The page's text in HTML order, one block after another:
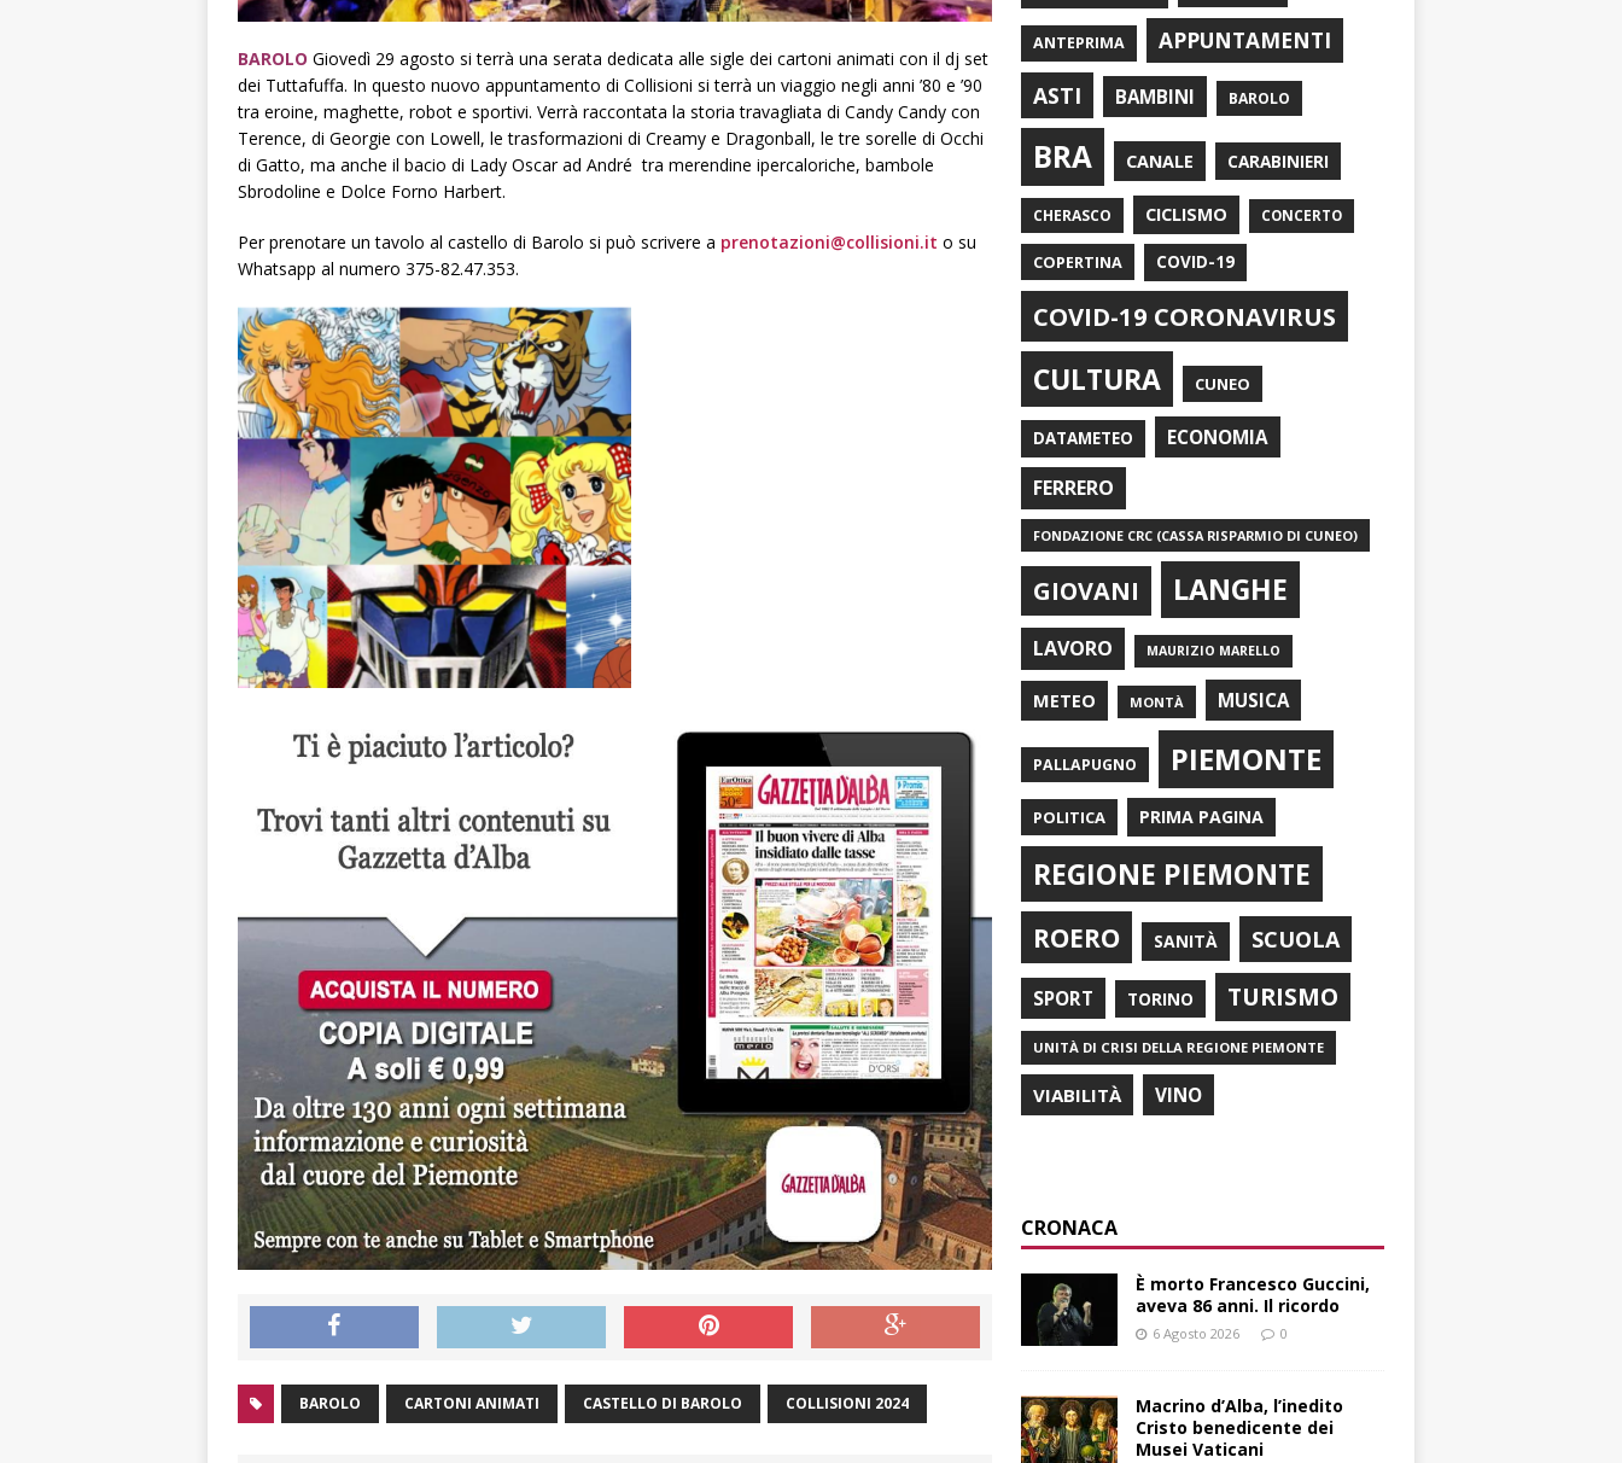
BAROLO Giovedì 29 agosto si terrà una serata dedicata alle sigle dei cartoni animati con il dj set
dei Tuttafuffa. In questo nuovo appuntamento di Collisioni si terrà un viaggio negli anni ’80 e ’90
tra eroine, maghette, robot e sportivi. Verrà raccontata la storia travagliata di Candy Candy con
Terence, di Georgie con Lowell, le trasformazioni di Creamy e Dragonball, le tre sorelle di Occhi
di Gatto, ma anche il bacio di Lady Oscar ad André tra merendine ipercaloriche, bambole
Sbrodoline e Dolce Forno Harbert.
Per prenotare un tavolo al castello di Barolo si può scrivere a prenotazioni@collisioni.it o su
Whatsapp al numero 375-82.47.353.
BAROLO CARTONI ANIMATI CASTELLO DI BAROLO COLLISIONI 2024
ANTEPRIMA
APPUNTAMENTI
ASTI
BAMBINI BAROLO
BRA CANALE CARABINIERI
CHERASCO CICLISMO CONCERTO
COPERTINA COVID-19
COVID-19 CORONAVIRUS
CULTURA CUNEO
DATAMETEO ECONOMIA
FERRERO
FONDAZIONE CRC (CASSA RISPARMIO DI CUNEO)
GIOVANI LANGHE
LAVORO MAURIZIO MARELLO
METEO MONTÀ MUSICA
PALLAPUGNO PIEMONTE
POLITICA PRIMA PAGINA
REGIONE PIEMONTE
ROERO SANITÀ SCUOLA
SPORT TORINO TURISMO
UNITÀ DI CRISI DELLA REGIONE PIEMONTE
VIABILITÀ VINO
CRONACA
È morto Francesco Guccini,
aveva 86 anni. Il ricordo
6 Agosto 2026 0
Macrino d’Alba, l’inedito
Cristo benedicente dei
Musei Vaticani